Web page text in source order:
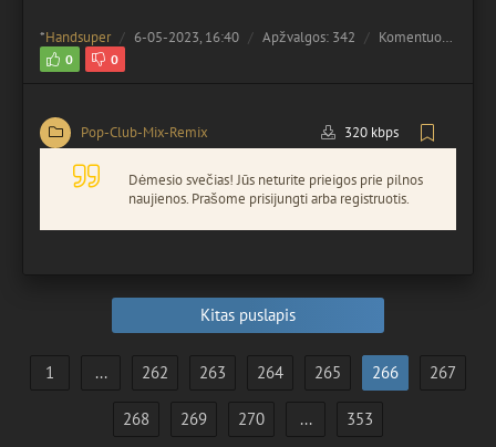
*Handsuper 6-05-2023, 16:40 Apžvalgos: 342 Komentuota:
0 0
Pop-Club-Mix-Remix 320 kbps
Dėmesio svečias! Jūs neturite prieigos prie pilnos
naujienos. Prašome prisijungti arba registruotis.
Kitas puslapis
1 ... 262 263 264 265 266 267
268 269 270 ... 353